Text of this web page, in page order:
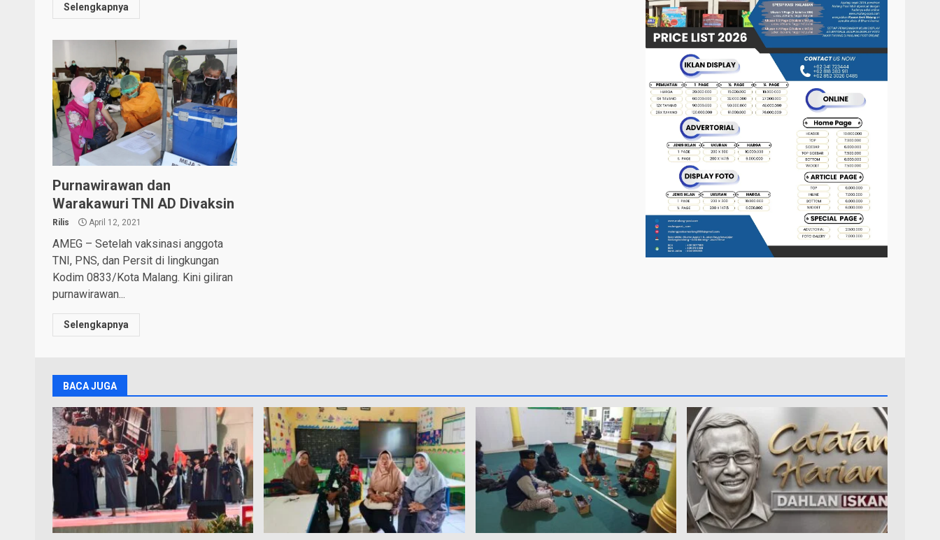
Selengkapnya
Purnawirawan dan
Warakawuri TNI AD Divaksin
Rilis April 12, 2021
AMEG – Setelah vaksinasi anggota
TNI, PNS, dan Persit di lingkungan
Kodim 0833/Kota Malang. Kini giliran
purnawirawan...
Selengkapnya
BACA JUGA